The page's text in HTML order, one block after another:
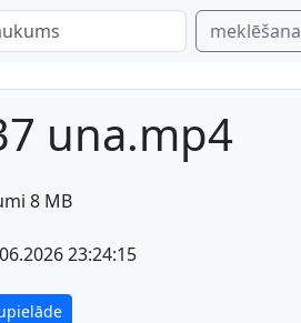
meklēšana
una.mp4
8 MB
23:24:15